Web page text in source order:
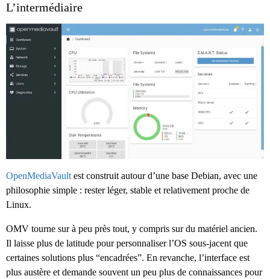
L’intermédiaire
OpenMediaVault est construit autour d’une base Debian, avec une
philosophie simple : rester léger, stable et relativement proche de
Linux.
OMV tourne sur à peu près tout, y compris sur du matériel ancien.
Il laisse plus de latitude pour personnaliser l’OS sous-jacent que
certaines solutions plus “encadrées”. En revanche, l’interface est
plus austère et demande souvent un peu plus de connaissances pour